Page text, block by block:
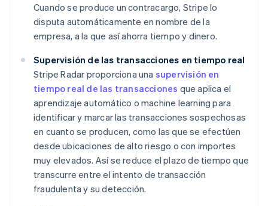
Cuando se produce un contracargo, Stripe lo
disputa automáticamente en nombre de la
empresa, a la que así ahorra tiempo y dinero.
Supervisión de las transacciones en tiempo real
Stripe Radar proporciona una supervisión en
tiempo real de las transacciones que aplica el
aprendizaje automático o machine learning para
identificar y marcar las transacciones sospechosas
en cuanto se producen, como las que se efectúen
desde ubicaciones de alto riesgo o con importes
muy elevados. Así se reduce el plazo de tiempo que
transcurre entre el intento de transacción
fraudulenta y su detección.